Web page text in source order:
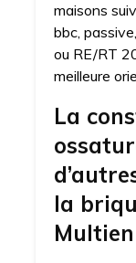
maisons
bbc,
ou RE/RT
meilleure
La
la
Multien